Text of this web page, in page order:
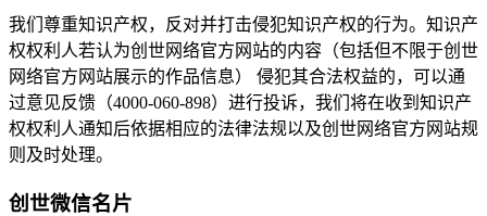
我们尊重知识产权，反对并打击侵犯知识产权的行为。知识产
权权利人若认为创世网络官方网站的内容（包括但不限于创世
网络官方网站展示的作品信息） 侵犯其合法权益的，可以通
过意见反馈（4000-060-898）进行投诉，我们将在收到知识产
权权利人通知后依据相应的法律法规以及创世网络官方网站规
则及时处理。
创世微信名片